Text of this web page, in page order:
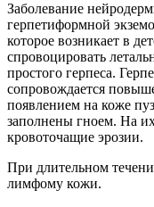
Заболевание
герпетиформной
которое возникает в
спровоцировать
простого герпеса.
сопровождается
появлением на коже
заполнены гноем. На
кровоточащие эрозии.
При длительном
лимфому кожи.